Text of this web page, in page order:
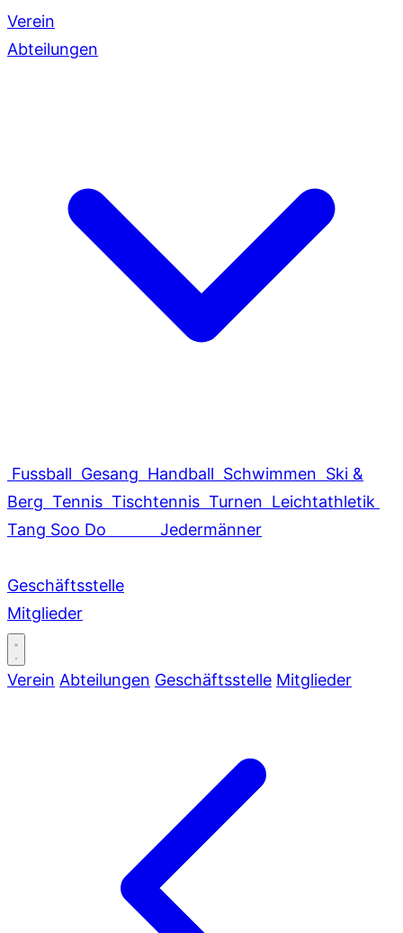
Verein
Abteilungen
Fussball Gesang Handball Schwimmen Ski &
Berg Tennis Tischtennis Turnen Leichtathletik
Tang Soo Do
Jedermänner
Geschäftsstelle
Mitglieder
Verein Abteilungen Geschäftsstelle Mitglieder